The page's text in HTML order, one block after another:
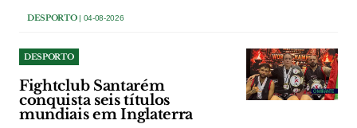
DESPORTO| 04-08-2026
DESPORTO
Fightclub Santarém
conquista seis títulos
mundiais em Inglaterra